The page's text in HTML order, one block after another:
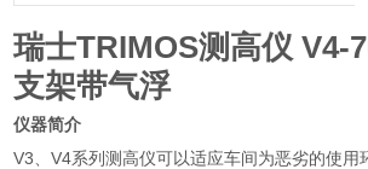
瑞士TRIMOS测高仪 V4-
支架带气浮
仪器简介
V3、V4系列测高仪可以适应车间为恶劣的使用